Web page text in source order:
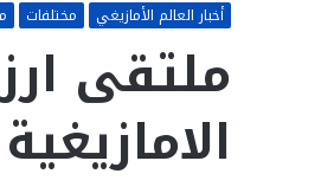
أخبار العالم الأمازيغي مختلفات
ملتقى
الامازيغية